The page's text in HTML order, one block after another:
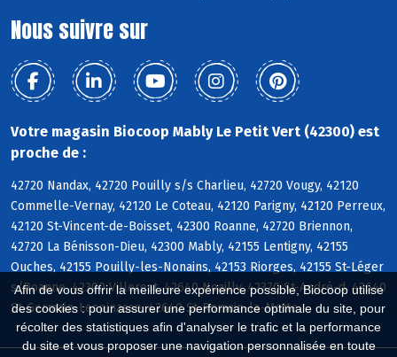
Afin de vous offrir la meilleure expérience possible, Biocoop utilise
des cookies : pour assurer une performance optimale du site, pour
récolter des statistiques afin d'analyser le trafic et la performance
du site et vous proposer une navigation personnalisée en toute
Nous suivre sur
Votre magasin Biocoop Mably Le Petit Vert (42300) est
proche de :
42720 Nandax, 42720 Pouilly s/s Charlieu, 42720 Vougy, 42120
Commelle-Vernay, 42120 Le Coteau, 42120 Parigny, 42120 Perreux,
42120 St-Vincent-de-Boisset, 42300 Roanne, 42720 Briennon,
42720 La Bénisson-Dieu, 42300 Mably, 42155 Lentigny, 42155
Ouches, 42155 Pouilly-les-Nonains, 42153 Riorges, 42155 St-Léger
s/Roanne, 42300 Villerest, 42640 Noailly, 42370 St-André-d, 42640
St-Germain-Lespinasse, 42640 St-Romain-la-Motte